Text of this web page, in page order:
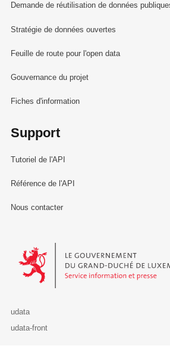
Demande de réutilisation de données
Stratégie de données ouvertes
Feuille de route pour l'open data
Gouvernance du projet
Fiches d'information
Support
Tutoriel de l'API
Référence de l'API
Nous contacter
Le Gouvernement du Grand-Duché de
udata
udata-front